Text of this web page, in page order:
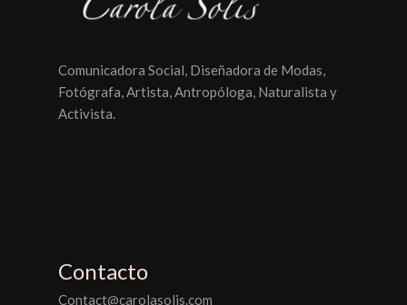
Comunicadora Social, Diseñadora de Modas,
Fotógrafa, Artista, Antropóloga, Naturalista y
Activista.
Contacto
Contact@carolasolis.com